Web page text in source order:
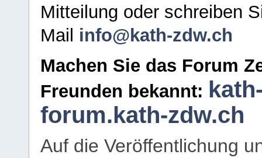
Mitteilung oder schreiben
Mail info@kath-zdw.ch
Machen Sie das Forum
Freunden bekannt:
forum.kath-zdw.ch
Auf die Veröffentlichung